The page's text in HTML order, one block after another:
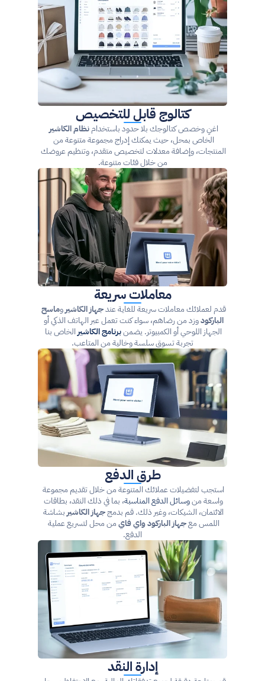
كتالوج قابل للتخصيص
اغنِ وخصص كتالوجك بلا حدود باستخدام نظام الكاشير
من خلال فئات متنوعة.
معاملات سريعة
قدم لعملائك معاملات سريعة للغاية عند جهاز الكاشير و
الباركود
الجهاز اللوحي أو الكمبيوتر. يضمن برنامج الكاشير
تجربة تسوق سلسة وخالية من المتاعب.
طرق الدفع
واسعة من وسائل الدفع المناسبة
الائتمان، الشيكات، وغير ذلك. قم بدمج جهاز الكاشير
اللمس مع جهاز الباركود واي فاي
الدفع.
إدارة النقد